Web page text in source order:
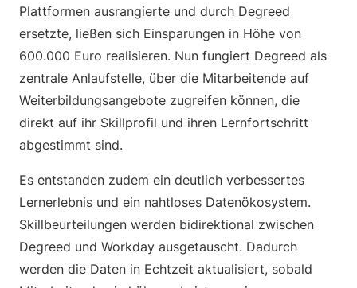
Plattformen ausrangierte und durch Degreed
ersetzte, ließen sich Einsparungen in Höhe von
600.000 Euro realisieren. Nun fungiert Degreed als
zentrale Anlaufstelle, über die Mitarbeitende auf
Weiterbildungsangebote zugreifen können, die
direkt auf ihr Skillprofil und ihren Lernfortschritt
abgestimmt sind.
Es entstanden zudem ein deutlich verbessertes
Lernerlebnis und ein nahtloses Datenökosystem.
Skillbeurteilungen werden bidirektional zwischen
Degreed und Workday ausgetauscht. Dadurch
werden die Daten in Echtzeit aktualisiert, sobald